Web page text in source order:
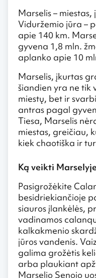
Marselis –
Viduržemio jūra –
apie 140 km.
gyvena 1,8 mln.
aplanko apie 10
Marselis, įkurtas
šiandien yra ne tik
miestų, bet ir
antras pagal
Tiesa, Marselis
miestas, greičiau,
kiek chaotiška ir
Ką veikti
Pasigrožėkite
besidriekiančioje
siauros įlankėlės,
vadinamos
kalkakmenio
jūros vandenis.
galima grožėtis
arba plaukiant
Marselio Senojo